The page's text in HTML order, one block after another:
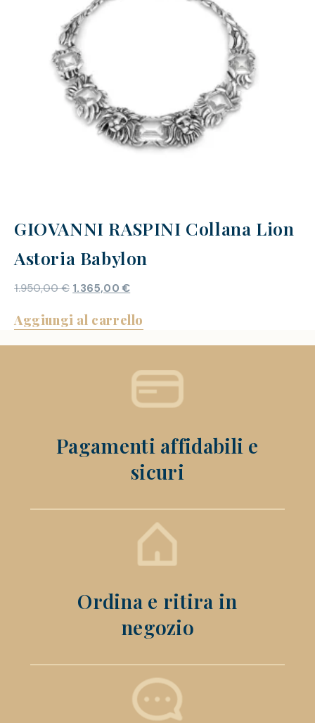
GIOVANNI RASPINI Collana Lion
Astoria Babylon
1.950,00€ 1.365,00€
Aggiungi al carrello
Pagamenti affidabili e
sicuri
Ordina e ritira in
negozio